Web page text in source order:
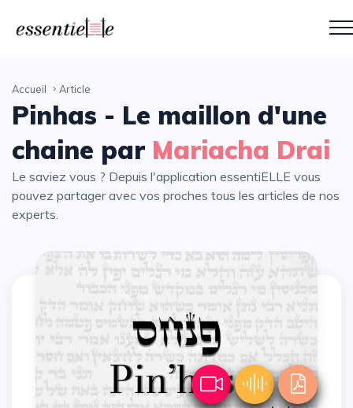
Accueil Article
Pinhas - Le maillon d'une
chaine par Mariacha Drai
Le saviez vous ? Depuis l'application essentiELLE vous
pouvez partager avec vos proches tous les articles de nos
experts.